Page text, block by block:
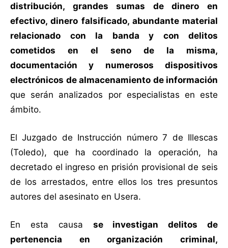
distribución, grandes sumas de dinero en
efectivo, dinero falsificado, abundante material
relacionado con la banda y con delitos
cometidos en el seno de la misma,
documentación y numerosos dispositivos
electrónicos de almacenamiento de información
que serán analizados por especialistas en este
ámbito.
El Juzgado de Instrucción número 7 de Illescas
(Toledo), que ha coordinado la operación, ha
decretado el ingreso en prisión provisional de seis
de los arrestados, entre ellos los tres presuntos
autores del asesinato en Usera.
En esta causa se investigan delitos de
pertenencia en organización criminal,